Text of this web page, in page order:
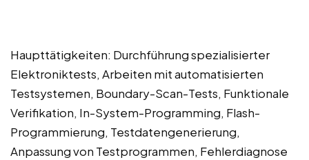
Haupttätigkeiten: Durchführung spezialisierter
Elektroniktests, Arbeiten mit automatisierten
Testsystemen, Boundary-Scan-Tests, Funktionale
Verifikation, In-System-Programming, Flash-
Programmierung, Testdatengenerierung,
Anpassung von Testprogrammen, Fehlerdiagnose